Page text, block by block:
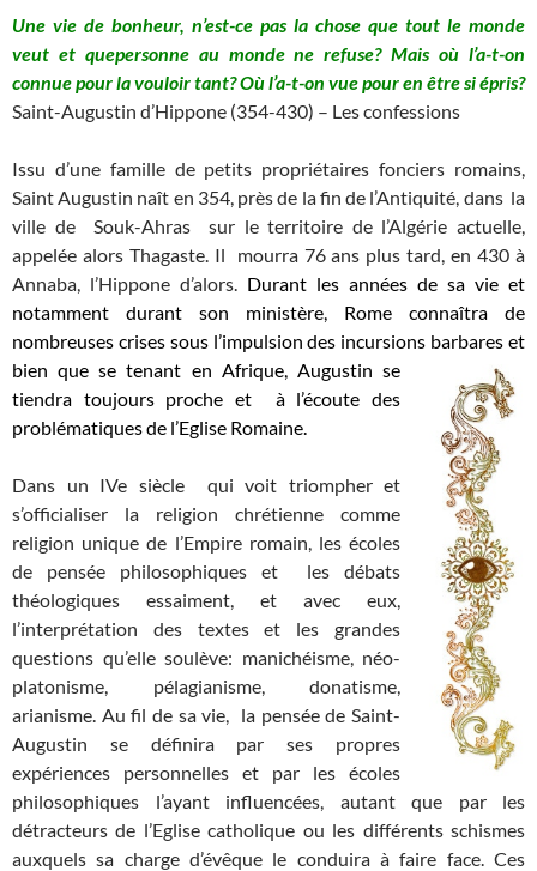
Une vie de bonheur, n’est-ce pas la chose que tout le monde
veut et quepersonne au monde ne refuse? Mais où l’a-t-on
connue pour la vouloir tant? Où l’a-t-on vue pour en être si épris?
Saint-Augustin d’Hippone (354-430) – Les confessions
Issu d’une famille de petits propriétaires fonciers romains,
Saint Augustin naît en 354, près de la fin de l’Antiquité, dans la
ville de Souk-Ahras sur le territoire de l’Algérie actuelle,
appelée alors Thagaste. Il mourra 76 ans plus tard, en 430 à
Annaba, l’Hippone d’alors. Durant les années de sa vie et
notamment durant son ministère, Rome connaîtra de
nombreuses crises sous l’impulsion des incursions barbares et
bien que se tenant en Afrique, Augustin se
tiendra toujours proche et à l’écoute des
problématiques de l’Eglise Romaine.
Dans un IVe siècle qui voit triompher et
s’officialiser la religion chrétienne comme
religion unique de l’Empire romain, les écoles
de pensée philosophiques et les débats
théologiques essaiment, et avec eux,
l’interprétation des textes et les grandes
questions qu’elle soulève: manichéisme, néo-
platonisme, pélagianisme, donatisme,
arianisme. Au fil de sa vie, la pensée de Saint-
Augustin se définira par ses propres
expériences personnelles et par les écoles
philosophiques l’ayant influencées, autant que par les
détracteurs de l’Eglise catholique ou les différents schismes
auxquels sa charge d’évêque le conduira à faire face. Ces